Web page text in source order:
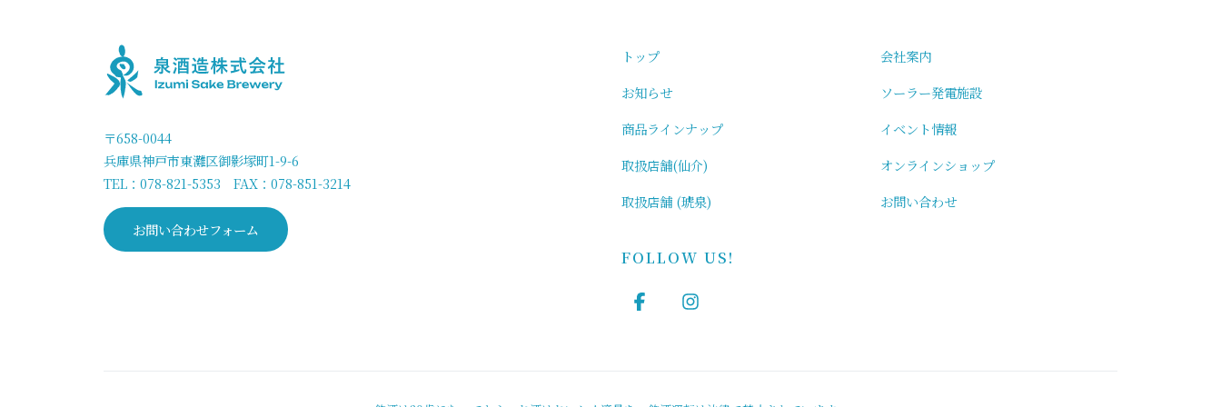
〒658-0044
兵庫県神戸市東灘区御影塚町1-9-6
TEL： 078-821-5353 FAX：078-851-3214
お問い合わせフォーム
トップ
お知らせ
商品ラインナップ
取扱店舗(仙介)
取扱店舗 (琥泉)
会社案内
ソーラー発電施設
イベント情報
オンラインショップ
お問い合わせ
FOLLOW US!